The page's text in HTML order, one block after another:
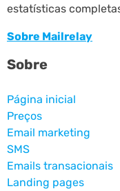
estatísticas
Sobre Mailrelay
Sobre
Página inicial
Preços
Email marketing
SMS
Emails transacionais
Landing pages